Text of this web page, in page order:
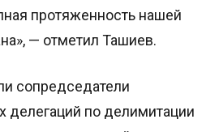
протяженность нашей
— отметил Ташиев.
сопредседатели
делегаций по делимитации